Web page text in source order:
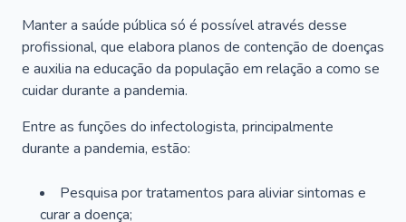
Manter a saúde pública só é possível através desse
profissional, que elabora planos de contenção de doenças
e auxilia na educação da população em relação a como se
cuidar durante a pandemia.
Entre as funções do infectologista, principalmente
durante a pandemia, estão:
Pesquisa por tratamentos para aliviar sintomas e
curar a doença;